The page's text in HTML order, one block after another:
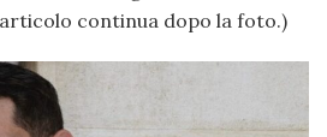
continua dopo la foto.)